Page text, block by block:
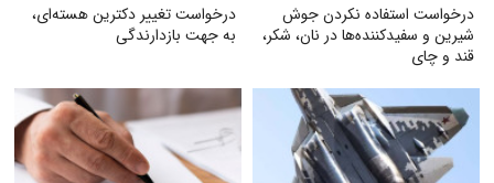
درخواست استفاده نکردن جوش
شیرین و سفیدکننده‌ها در نان، شکر،
قند و چای
درخواست تغییر دکترین هسته‌ای،
به جهت بازدارندگی